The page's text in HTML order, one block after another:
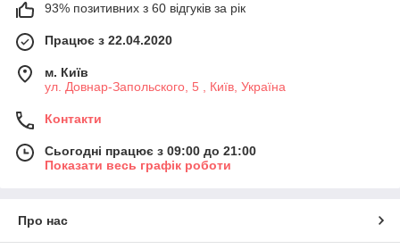
93% позитивних з 60 відгуків за рік
Працює з 22.04.2020
м. Київ
ул. Довнар-Запольского, 5 , Київ, Україна
Контакти
Сьогодні працює з 09:00 до 21:00
Показати весь графік роботи
Про нас